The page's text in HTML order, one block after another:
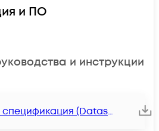
и ПО
и инструкции
Техническая спецификация (Datasheet)